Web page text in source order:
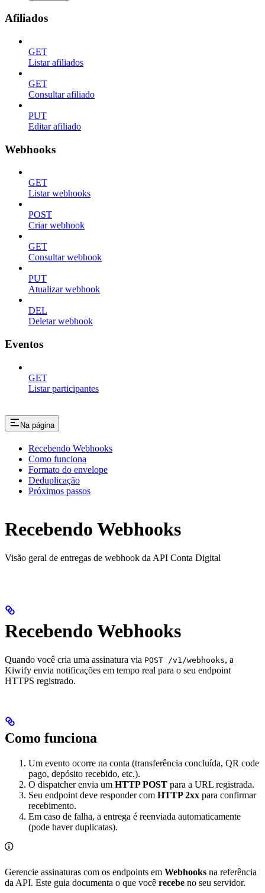
Afiliados
GET
Listar afiliados
GET
Consultar afiliado
PUT
Editar afiliado
Webhooks
GET
Listar webhooks
POST
Criar webhook
GET
Consultar webhook
PUT
Atualizar webhook
DEL
Deletar webhook
Eventos
GET
Listar participantes
Na página
Recebendo Webhooks
Como funciona
Formato do envelope
Deduplicação
Próximos passos
Recebendo Webhooks
Visão geral de entregas de webhook da API Conta Digital
Recebendo Webhooks
Quando você cria uma assinatura via POST /v1/webhooks, a
Kiwify envia notificações em tempo real para o seu endpoint
HTTPS registrado.
Como funciona
Um evento ocorre na conta (transferência concluída, QR code
pago, depósito recebido, etc.).
O dispatcher envia um HTTP POST para a URL registrada.
Seu endpoint deve responder com HTTP 2xx para confirmar
recebimento.
Em caso de falha, a entrega é reenviada automaticamente
(pode haver duplicatas).
Gerencie assinaturas com os endpoints em Webhooks na referência
da API. Este guia documenta o que você recebe no seu servidor.